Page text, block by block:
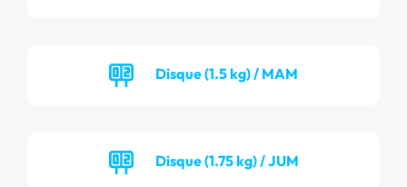
Disque (1.5 kg) / MAM
Disque (1.75 kg) / JUM